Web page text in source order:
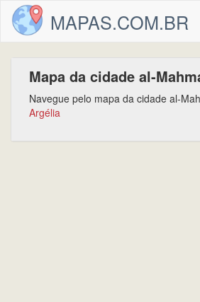
MAPAS.COM.BR
Mapa da cidade al-
Navegue pelo mapa da cidade al-
Argélia